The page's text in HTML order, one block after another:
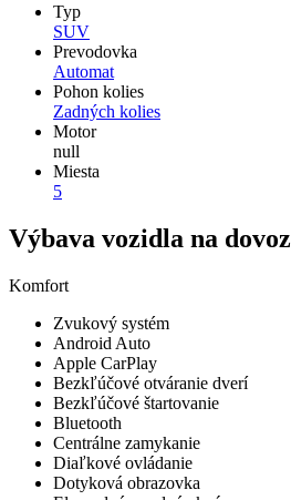
Typ
SUV
Prevodovka
Automat
Pohon kolies
Zadných kolies
Motor
null
Miesta
5
Výbava vozidla na dovoz
Komfort
Zvukový systém
Android Auto
Apple CarPlay
Bezkľúčové otváranie dverí
Bezkľúčové štartovanie
Bluetooth
Centrálne zamykanie
Diaľkové ovládanie
Dotyková obrazovka